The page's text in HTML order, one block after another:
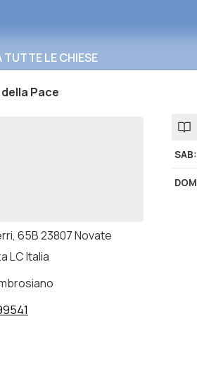
LE CHIESE
Pace
65B 23807 Novate
LC Italia
SAB:
DOM